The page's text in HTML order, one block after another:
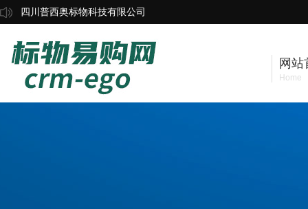
四川普西奥标物科技有限公司
网站
Home